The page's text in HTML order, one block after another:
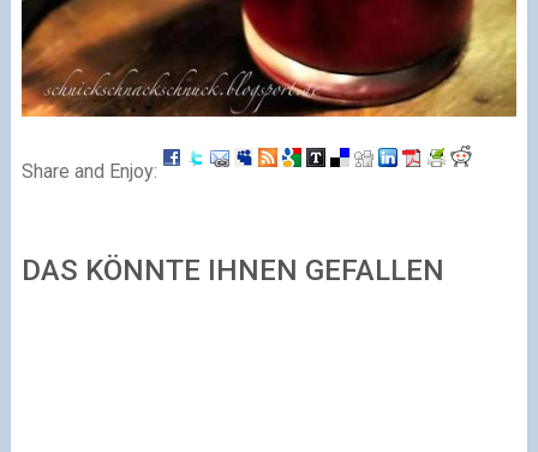
Share and Enjoy:
DAS KÖNNTE IHNEN GEFALLEN